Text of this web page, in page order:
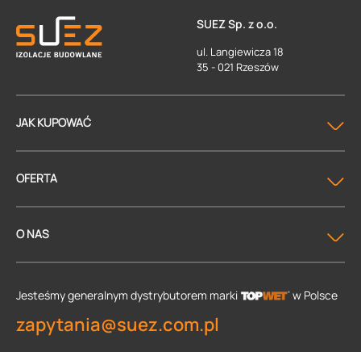
SUEZ Sp. z o.o.
ul. Langiewicza 18
35 - 021 Rzeszów
JAK KUPOWAĆ
OFERTA
O NAS
Jesteśmy generalnym dystrybutorem marki w Polsce
zapytania@suez.com.pl